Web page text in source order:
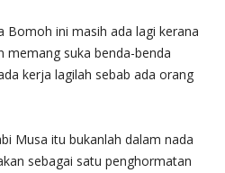
Bomoh ini masih ada lagi kerana
memang suka benda-benda
kerja lagilah sebab ada orang
Musa itu bukanlah dalam nada
sebagai satu penghormatan